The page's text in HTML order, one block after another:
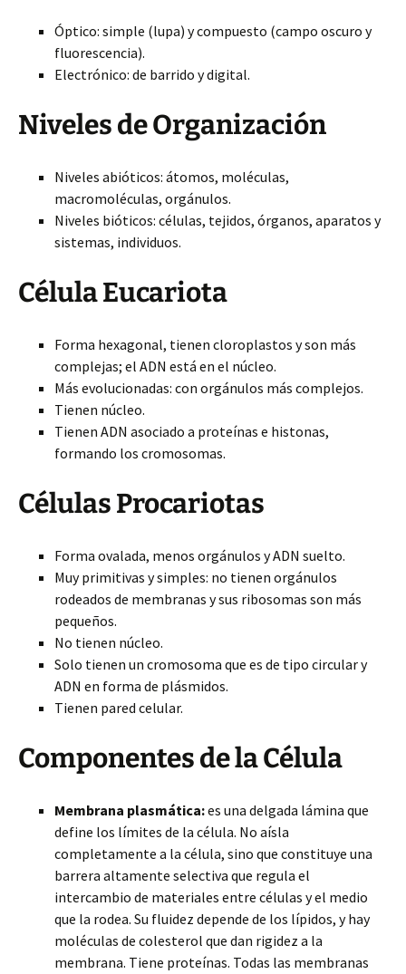
Óptico: simple (lupa) y compuesto (campo oscuro y
fluorescencia).
Electrónico: de barrido y digital.
Niveles de Organización
Niveles abióticos: átomos, moléculas,
macromoléculas, orgánulos.
Niveles bióticos: células, tejidos, órganos, aparatos y
sistemas, individuos.
Célula Eucariota
Forma hexagonal, tienen cloroplastos y son más
complejas; el ADN está en el núcleo.
Más evolucionadas: con orgánulos más complejos.
Tienen núcleo.
Tienen ADN asociado a proteínas e histonas,
formando los cromosomas.
Células Procariotas
Forma ovalada, menos orgánulos y ADN suelto.
Muy primitivas y simples: no tienen orgánulos
rodeados de membranas y sus ribosomas son más
pequeños.
No tienen núcleo.
Solo tienen un cromosoma que es de tipo circular y
ADN en forma de plásmidos.
Tienen pared celular.
Componentes de la Célula
Membrana plasmática:es una delgada lámina que
define los límites de la célula. No aísla
completamente a la célula, sino que constituye una
barrera altamente selectiva que regula el
intercambio de materiales entre células y el medio
que la rodea. Su fluidez depende de los lípidos, y hay
moléculas de colesterol que dan rigidez a la
membrana. Tiene proteínas. Todas las membranas